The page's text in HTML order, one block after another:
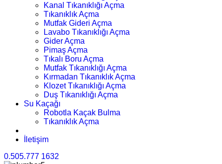
Kanal Tıkanıklığı Açma
Tıkanıklık Açma
Mutfak Gideri Açma
Lavabo Tıkanıklığı Açma
Gider Açma
Pimaş Açma
Tıkalı Boru Açma
Mutfak Tıkanıklığı Açma
Kırmadan Tıkanıklık Açma
Klozet Tıkanıklığı Açma
Duş Tıkanıklığı Açma
Su Kaçağı
Robotla Kaçak Bulma
Tıkanıklık Açma
İletişim
0.505.777 1632